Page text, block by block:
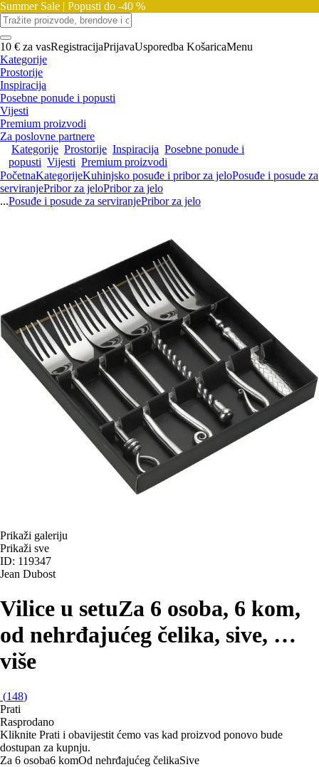
Summer Sale | Popusti do -40 %
10 € za vasRegistracijaPrijavaUsporedba KošaricaMenu
Kategorije
Prostorije
Inspiracija
Posebne ponude i popusti
Vijesti
Premium proizvodi
Za poslovne partnere
Kategorije Prostorije Inspiracija Posebne ponude i
popusti Vijesti Premium proizvodi
PočetnaKategorijeKuhinjsko posuđe i pribor za jeloPosuđe i posude za
serviranjePribor za jeloPribor za jelo
...Posuđe i posude za serviranjePribor za jelo
Prikaži galeriju
Prikaži sve
ID: 119347
Jean Dubost
Vilice u setuZa 6 osoba, 6 kom,
od nehrđajućeg čelika, sive, …
više
(148)
Prati
Rasprodano
Kliknite Prati i obavijestit ćemo vas kad proizvod ponovo bude
dostupan za kupnju.
Za 6 osoba6 komOd nehrđajućeg čelikaSive